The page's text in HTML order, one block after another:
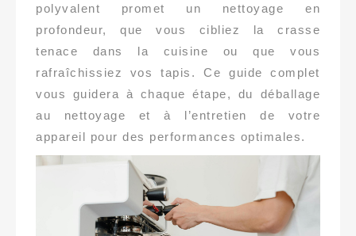
polyvalent promet un nettoyage en
profondeur, que vous cibliez la crasse
tenace dans la cuisine ou que vous
rafraîchissiez vos tapis. Ce guide complet
vous guidera à chaque étape, du déballage
au nettoyage et à l’entretien de votre
appareil pour des performances optimales.